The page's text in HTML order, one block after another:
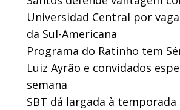
Universidad Central por
da Sul-Americana
Programa do Ratinho tem
Luiz Ayrão e convidados
semana
SBT dá largada à temporada